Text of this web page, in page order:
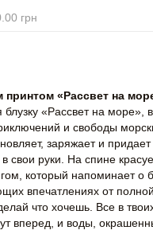
грн
принтом «Рассвет на
«Рассвет на море»,
и свободы
заряжает и
свои руки. На спине
который напоминает о
впечатлениях от
что хочешь. Все в
вперед, и воды,